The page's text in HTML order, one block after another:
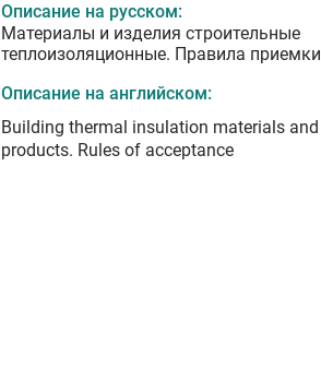
Описание на русском:
Материалы и изделия строительные
теплоизоляционные. Правила приемки
Описание на английском:
Building thermal insulation materials and
products. Rules of acceptance